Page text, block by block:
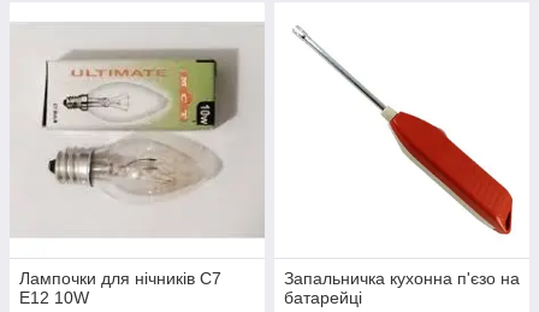
Лампочки для нічників C7
E12 10W
Запальничка кухонна п'єзо на
батарейці